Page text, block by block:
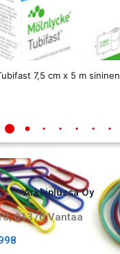
7,5 cm x 5 m sininen
Arkkiplussa Oy
01370 Vantaa​